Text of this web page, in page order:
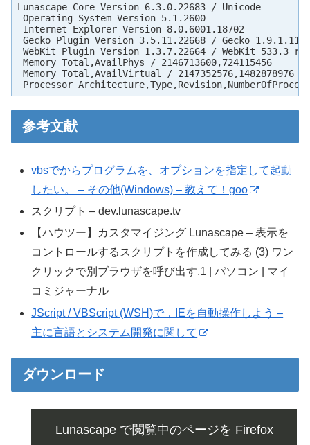
Lunascape Core Version 6.3.0.22683 / Unicode
Operating System Version 5.1.2600
Internet Explorer Version 8.0.6001.18702
Gecko Plugin Version 3.5.11.22668 / Gecko 1.9.1.11
WebKit Plugin Version 1.3.7.22664 / WebKit 533.3
Memory Total,AvailPhys / 2146713600,724115456
Memory Total,AvailVirtual / 2147352576,1482878976
Processor
参考文献
vbsでからプログラムを、オプションを指定して起動
したい。 – その他(Windows) – 教えて！goo
スクリプト – dev.lunascape.tv
【ハウツー】カスタマイジング Lunascape – 表示を
コントロールするスクリプトを作成してみる (3) ワン
クリックで別ブラウザを呼び出す.1 | パソコン | マイ
コミジャーナル
JScript / VBScript (WSH)で，IEを自動操作しよう –
主に言語とシステム開発に関して
ダウンロード
Lunascape で閲覧中のページを Firefox